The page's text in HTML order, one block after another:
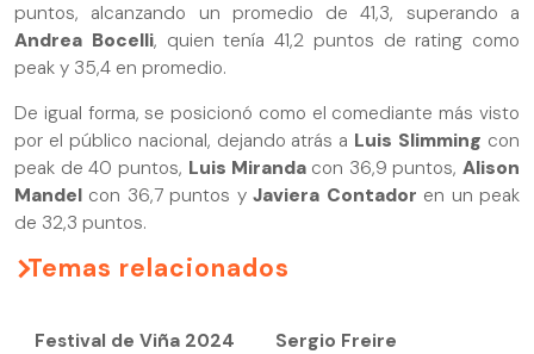
puntos, alcanzando un promedio de 41,3, superando a
Andrea Bocelli, quien tenía 41,2 puntos de rating como
peak y 35,4 en promedio.
De igual forma, se posicionó como el comediante más visto
por el público nacional, dejando atrás a Luis Slimming con
peak de 40 puntos, Luis Miranda con 36,9 puntos,Alison
Mandel con 36,7 puntos yJaviera Contador en un peak
de 32,3 puntos.
Temas relacionados
Festival de Viña 2024 Sergio Freire